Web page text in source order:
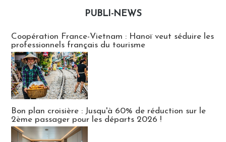
PUBLI-NEWS
Coopération France-Vietnam : Hanoï veut séduire les
professionnels français du tourisme
Bon plan croisière : Jusqu'à 60% de réduction sur le
2ème passager pour les départs 2026 !